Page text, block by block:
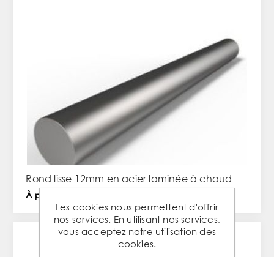
Rond lisse 12mm en acier laminée à chaud
À partir de 1,97 € TTC / PC
Les cookies nous permettent d'offrir
nos services. En utilisant nos services,
vous acceptez notre utilisation des
cookies.